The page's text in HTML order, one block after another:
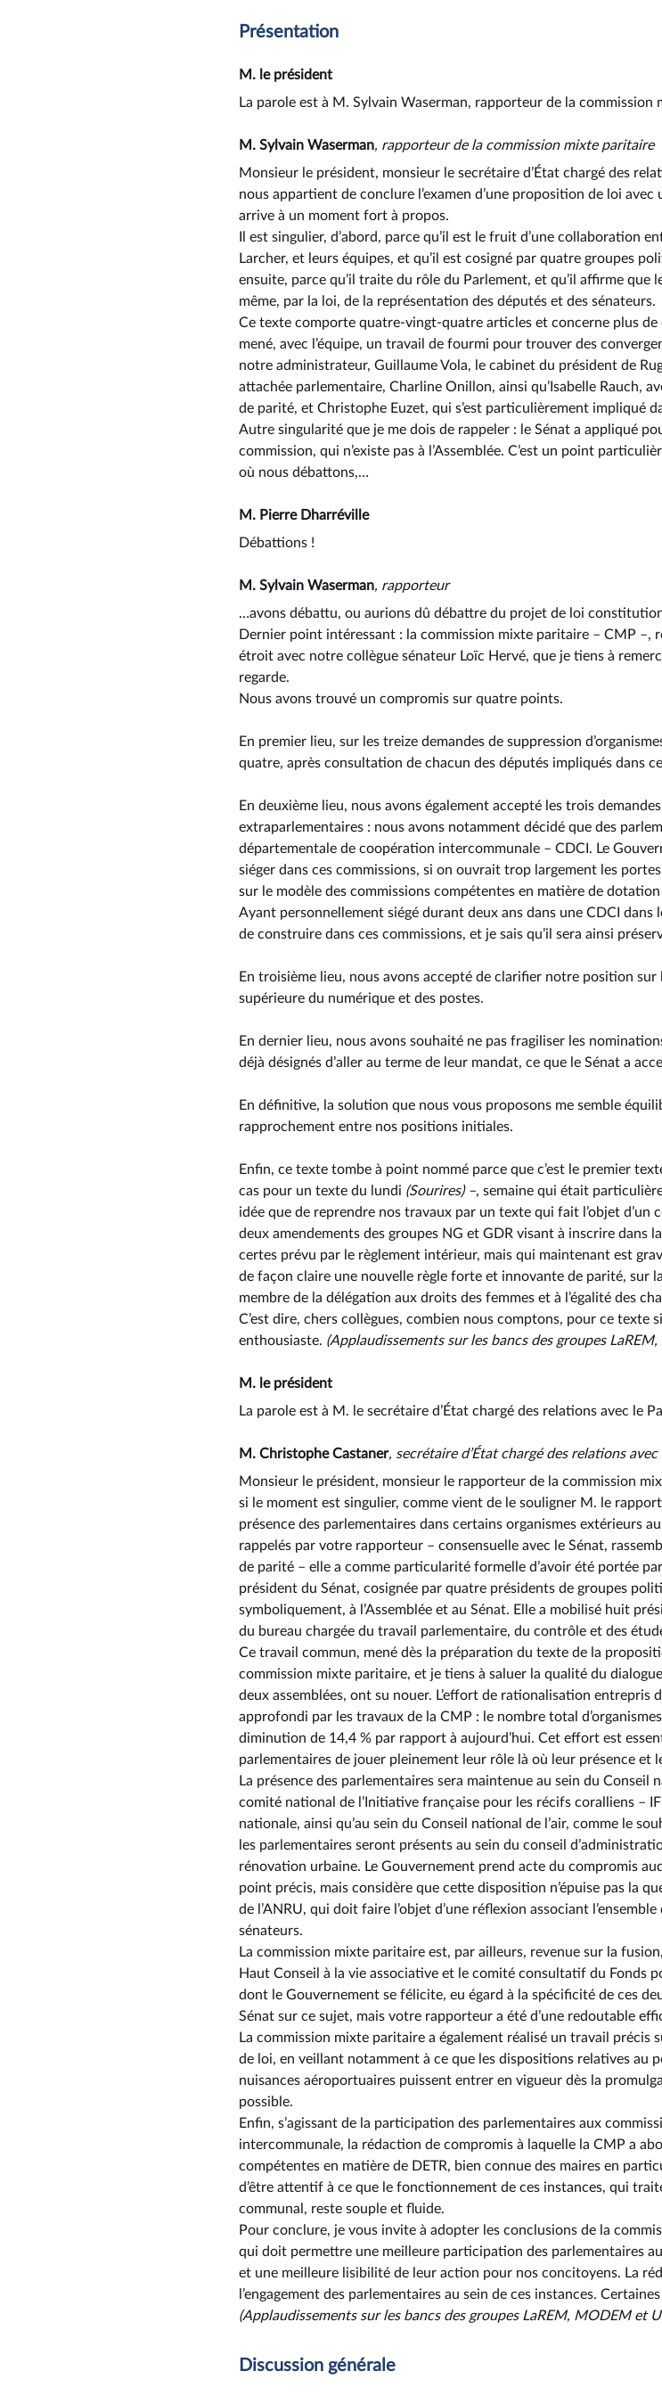
Présentation
M. le président
La parole est à M. Sylvain Waserman, rapporteur de la commission
M. Sylvain Waserman, rapporteur de la commission mixte paritaire
Monsieur le président, monsieur le secrétaire d’État chargé des
nous appartient de conclure l’examen d’une proposition de loi
arrive à un moment fort à propos.
Il est singulier, d’abord, parce qu’il est le fruit d’une collaboration
Larcher, et leurs équipes, et qu’il est cosigné par quatre groupes
ensuite, parce qu’il traite du rôle du Parlement, et qu’il affirme
même, par la loi, de la représentation des députés et des sénateurs.
Ce texte comporte quatre-vingt-quatre articles et concerne plus
mené, avec l’équipe, un travail de fourmi pour trouver des
notre administrateur, Guillaume Vola, le cabinet du président de
attachée parlementaire, Charline Onillon, ainsi qu’Isabelle Rauch,
de parité, et Christophe Euzet, qui s’est particulièrement impliqué
Autre singularité que je me dois de rappeler : le Sénat a appliqué
commission, qui n’existe pas à l’Assemblée. C’est un point
où nous débattons,…
M. Pierre Dharréville
Débattions !
M. Sylvain Waserman, rapporteur
…avons débattu, ou aurions dû débattre du projet de loi
Dernier point intéressant : la commission mixte paritaire –⁠ CMP –,
étroit avec notre collègue sénateur Loïc Hervé, que je tiens à
regarde.
Nous avons trouvé un compromis sur quatre points.
En premier lieu, sur les treize demandes de suppression
quatre, après consultation de chacun des députés impliqués dans
En deuxième lieu, nous avons également accepté les trois
extraparlementaires : nous avons notamment décidé que des
départementale de coopération intercommunale –⁠ CDCI. Le
siéger dans ces commissions, si on ouvrait trop largement les
sur le modèle des commissions compétentes en matière de
Ayant personnellement siégé durant deux ans dans une CDCI dans
de construire dans ces commissions, et je sais qu’il sera ainsi
En troisième lieu, nous avons accepté de clarifier notre position
supérieure du numérique et des postes.
En dernier lieu, nous avons souhaité ne pas fragiliser les
déjà désignés d’aller au terme de leur mandat, ce que le Sénat a
En définitive, la solution que nous vous proposons me semble
rapprochement entre nos positions initiales.
Enfin, ce texte tombe à point nommé parce que c’est le premier
cas pour un texte du lundi (Sourires) –, semaine qui était
idée que de reprendre nos travaux par un texte qui fait l’objet d’un
deux amendements des groupes NG et GDR visant à inscrire dans
certes prévu par le règlement intérieur, mais qui maintenant est
de façon claire une nouvelle règle forte et innovante de parité, sur
membre de la délégation aux droits des femmes et à l’égalité des
C’est dire, chers collègues, combien nous comptons, pour ce
enthousiaste. (Applaudissements sur les bancs des groupes
M. le président
La parole est à M. le secrétaire d’État chargé des relations avec le
M. Christophe Castaner, secrétaire d’État chargé des relations
Monsieur le président, monsieur le rapporteur de la commission
si le moment est singulier, comme vient de le souligner M. le
présence des parlementaires dans certains organismes extérieurs
rappelés par votre rapporteur –⁠ consensuelle avec le Sénat,
de parité – elle a comme particularité formelle d’avoir été portée
président du Sénat, cosignée par quatre présidents de groupes
symboliquement, à l’Assemblée et au Sénat. Elle a mobilisé huit
du bureau chargée du travail parlementaire, du contrôle et des
Ce travail commun, mené dès la préparation du texte de la
commission mixte paritaire, et je tiens à saluer la qualité du
deux assemblées, ont su nouer. L’effort de rationalisation entrepris
approfondi par les travaux de la CMP : le nombre total
diminution de 14,4 % par rapport à aujourd’hui. Cet effort est
parlementaires de jouer pleinement leur rôle là où leur présence et
La présence des parlementaires sera maintenue au sein du
comité national de l’Initiative française pour les récifs coralliens –⁠
nationale, ainsi qu’au sein du Conseil national de l’air, comme le
les parlementaires seront présents au sein du conseil
rénovation urbaine. Le Gouvernement prend acte du compromis
point précis, mais considère que cette disposition n’épuise pas la
de l’ANRU, qui doit faire l’objet d’une réflexion associant
sénateurs.
La commission mixte paritaire est, par ailleurs, revenue sur la
Haut Conseil à la vie associative et le comité consultatif du Fonds
dont le Gouvernement se félicite, eu égard à la spécificité de ces
Sénat sur ce sujet, mais votre rapporteur a été d’une redoutable
La commission mixte paritaire a également réalisé un travail précis
de loi, en veillant notamment à ce que les dispositions relatives au
nuisances aéroportuaires puissent entrer en vigueur dès la
possible.
Enfin, s’agissant de la participation des parlementaires aux
intercommunale, la rédaction de compromis à laquelle la CMP a
compétentes en matière de DETR, bien connue des maires en
d’être attentif à ce que le fonctionnement de ces instances, qui
communal, reste souple et fluide.
Pour conclure, je vous invite à adopter les conclusions de la
qui doit permettre une meilleure participation des parlementaires
et une meilleure lisibilité de leur action pour nos concitoyens. La
l’engagement des parlementaires au sein de ces instances.
(Applaudissements sur les bancs des groupes LaREM, MODEM et
Discussion générale